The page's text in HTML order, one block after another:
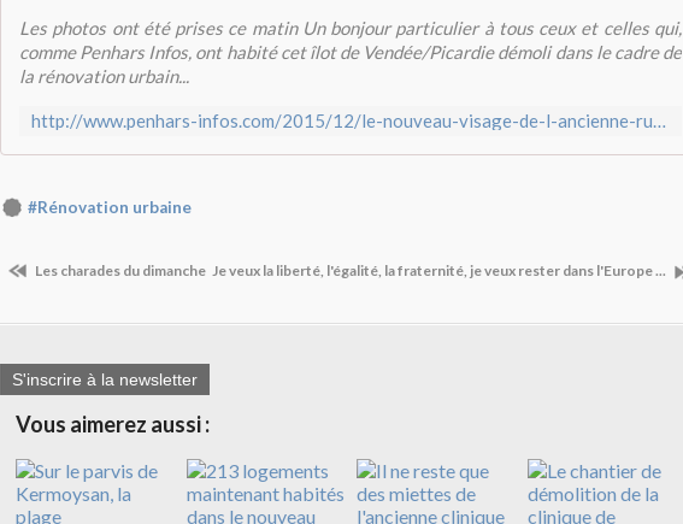
Les photos ont été prises ce matin Un bonjour particulier à tous ceux et celles qui,
comme Penhars Infos, ont habité cet îlot de Vendée/Picardie démoli dans le cadre de
la rénovation urbain...
http://www.penhars-infos.com/2015/12/le-nouveau-visage-de-l-ancienne-rue-de-vendee-a-kermoysan.html
#Rénovation urbaine
Les charades du dimanche Je veux la liberté, l'égalité, la fraternité, je veux rester dans l'Europe ...
S'inscrire à la newsletter
Vous aimerez aussi :